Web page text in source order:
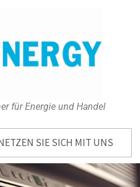
für Energie und Handel
SIE SICH MIT UNS